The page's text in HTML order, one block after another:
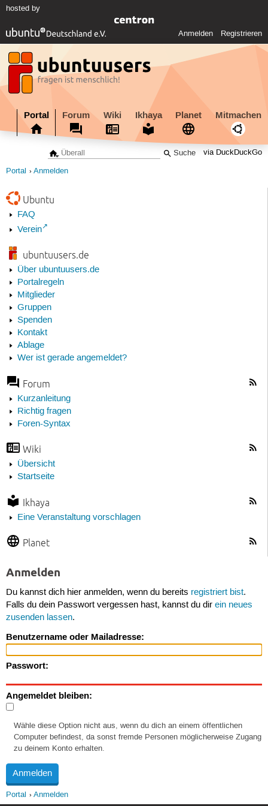
hosted by
Anmelden Registrieren
Portal Forum Wiki Ikhaya Planet Mitmachen
via DuckDuckGo
Portal Anmelden
Ubuntu
FAQ
Verein
ubuntuusers.de
Über ubuntuusers.de
Portalregeln
Mitglieder
Gruppen
Spenden
Kontakt
Ablage
Wer ist gerade angemeldet?
Forum
Kurzanleitung
Richtig fragen
Foren-Syntax
Wiki
Übersicht
Startseite
Ikhaya
Eine Veranstaltung vorschlagen
Planet
Anmelden
Du kannst dich hier anmelden, wenn du bereits registriert bist.
Falls du dein Passwort vergessen hast, kannst du dir ein neues
zusenden lassen.
Benutzername oder Mailadresse:
Passwort:
Angemeldet bleiben:
Wähle diese Option nicht aus, wenn du dich an einem öffentlichen
Computer befindest, da sonst fremde Personen möglicherweise Zugang
zu deinem Konto erhalten.
Portal Anmelden